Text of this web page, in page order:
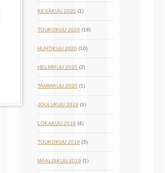
KESÄKUU 2020 (1)
TOUKOKUU 2020 (18)
HUHTIKUU 2020 (10)
HELMIKUU 2020 (2)
TAMMIKUU 2020 (1)
JOULUKUU 2019 (1)
LOKAKUU 2019 (4)
TOUKOKUU 2019 (3)
MAALISKUU 2019 (1)